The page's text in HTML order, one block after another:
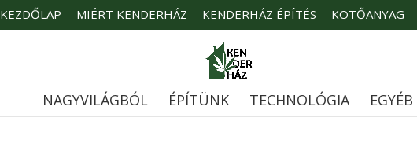
KEZDŐLAP MIÉRT KENDERHÁZ KENDERHÁZ ÉPÍTÉS KÖTŐANYAG
NAGYVILÁGBÓL ÉPÍTÜNK TECHNOLÓGIA EGYÉB